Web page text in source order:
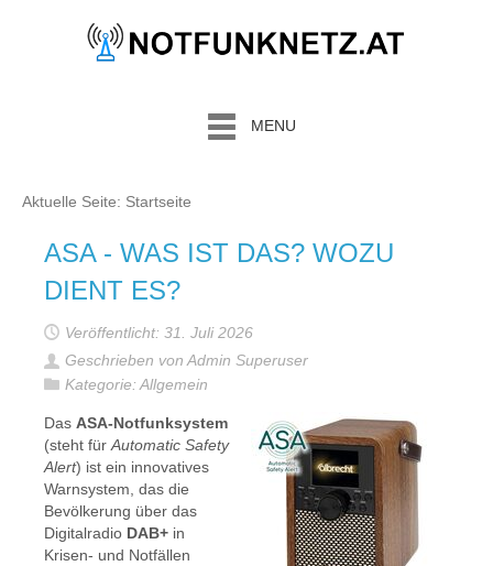
MENU
Aktuelle Seite: Startseite
ASA - WAS IST DAS? WOZU
DIENT ES?
Veröffentlicht: 31. Juli 2026
Geschrieben von Admin Superuser
Kategorie: Allgemein
Das ASA-Notfunksystem
(steht für Automatic Safety
Alert) ist ein innovatives
Warnsystem, das die
Bevölkerung über das
Digitalradio DAB+ in
Krisen- und Notfällen